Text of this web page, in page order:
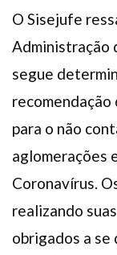
O Sisejufe
Administração
segue
recomendação
para o não
aglomerações
Coronavírus.
realizando
obrigados a